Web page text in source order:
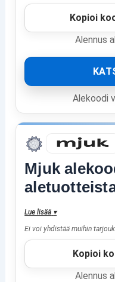
Kopioi
Alennus
Alekoodi
Mjuk
Lue lisää ▾
Ei voi yhdistää muihin
Kopioi
Alennus